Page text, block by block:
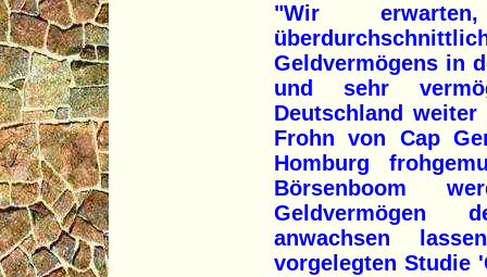
"Wir
Geldvermögens in
und sehr
Deutschland
Frohn von Cap
Homburg
Börsenboom
Geldvermögen
anwachsen
vorgelegten Studie